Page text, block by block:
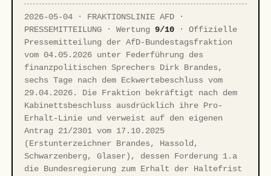
2026-05-04 · FRAKTIONSLINIE AFD ·
PRESSEMITTEILUNG · Wertung9/10 · Offizielle
Pressemitteilung der AfD-Bundestagsfraktion
vom 04.05.2026 unter Federführung des
finanzpolitischen Sprechers Dirk Brandes,
sechs Tage nach dem Eckwertebeschluss vom
29.04.2026. Die Fraktion bekräftigt nach dem
Kabinettsbeschluss ausdrücklich ihre Pro-
Erhalt-Linie und verweist auf den eigenen
Antrag 21/2301 vom 17.10.2025
(Erstunterzeichner Brandes, Hassold,
Schwarzenberg, Glaser), dessen Forderung 1.a
die Bundesregierung zum Erhalt der Haltefrist